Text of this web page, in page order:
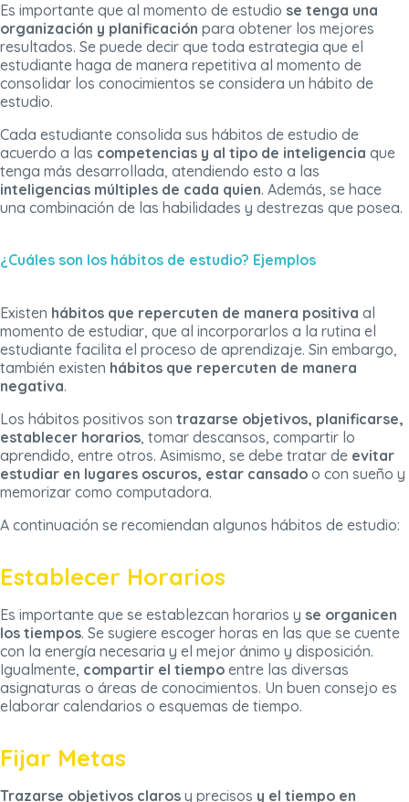
Es importante que al momento de estudio se tenga una
organización y planificación para obtener los mejores
resultados. Se puede decir que toda estrategia que el
estudiante haga de manera repetitiva al momento de
consolidar los conocimientos se considera un hábito de
estudio.
Cada estudiante consolida sus hábitos de estudio de
acuerdo a las competencias y al tipo de inteligencia que
tenga más desarrollada, atendiendo esto a las
inteligencias múltiples de cada quien. Además, se hace
una combinación de las habilidades y destrezas que posea.
¿Cuáles son los hábitos de estudio? Ejemplos
Existen hábitos que repercuten de manera positiva al
momento de estudiar, que al incorporarlos a la rutina el
estudiante facilita el proceso de aprendizaje. Sin embargo,
también existen hábitos que repercuten de manera
negativa.
Los hábitos positivos son trazarse objetivos, planificarse,
establecer horarios, tomar descansos, compartir lo
aprendido, entre otros. Asimismo, se debe tratar de evitar
estudiar en lugares oscuros, estar cansado o con sueño y
memorizar como computadora.
A continuación se recomiendan algunos hábitos de estudio:
Establecer Horarios
Es importante que se establezcan horarios y se organicen
los tiempos. Se sugiere escoger horas en las que se cuente
con la energía necesaria y el mejor ánimo y disposición.
Igualmente, compartir el tiempo entre las diversas
asignaturas o áreas de conocimientos. Un buen consejo es
elaborar calendarios o esquemas de tiempo.
Fijar Metas
Trazarse objetivos claros y precisos y el tiempo en